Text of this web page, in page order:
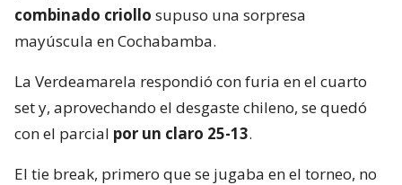
combinado criollo supuso una sorpresa
mayúscula en Cochabamba.
La Verdeamarela respondió con furia en el cuarto
set y, aprovechando el desgaste chileno, se quedó
con el parcial por un claro 25-13.
El tie break, primero que se jugaba en el torneo, no